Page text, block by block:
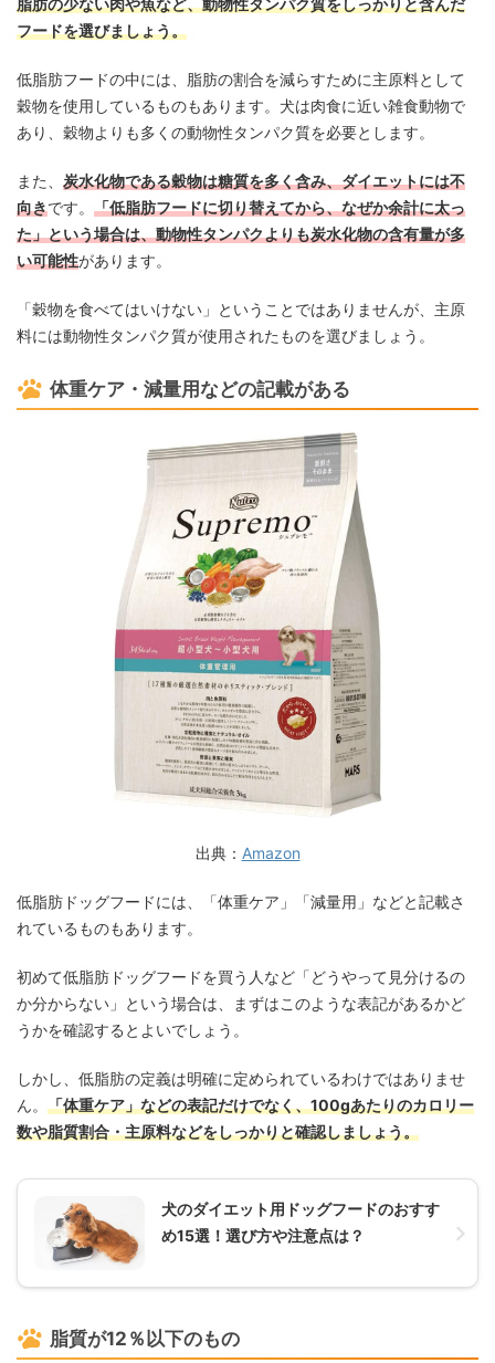
脂肪の少ない肉や魚など、動物性タンパク質をしっかりと含んだ
フードを選びましょう。
低脂肪フードの中には、脂肪の割合を減らすために主原料として
穀物を使用しているものもあります。犬は肉食に近い雑食動物で
あり、穀物よりも多くの動物性タンパク質を必要とします。
また、 炭水化物である穀物は糖質を多く含み、ダイエットには不
向きです。 「低脂肪フードに切り替えてから、なぜか余計に太っ
た」という場合は、動物性タンパクよりも炭水化物の含有量が多
い可能性があります。
「穀物を食べてはいけない」ということではありませんが、主原
料には動物性タンパク質が使用されたものを選びましょう。
体重ケア・減量用などの記載がある
出典： Amazon
低脂肪ドッグフードには、「体重ケア」「減量用」などと記載さ
れているものもあります。
初めて低脂肪ドッグフードを買う人など「どうやって見分けるの
か分からない」という場合は、まずはこのような表記があるかど
うかを確認するとよいでしょう。
しかし、低脂肪の定義は明確に定められているわけではありませ
ん。 「体重ケア」などの表記だけでなく、100gあたりのカロリー
数や脂質割合・主原料などをしっかりと確認しましょう。
犬のダイエット用ドッグフードのおすす
め15選！選び方や注意点は？
脂質が12％以下のもの